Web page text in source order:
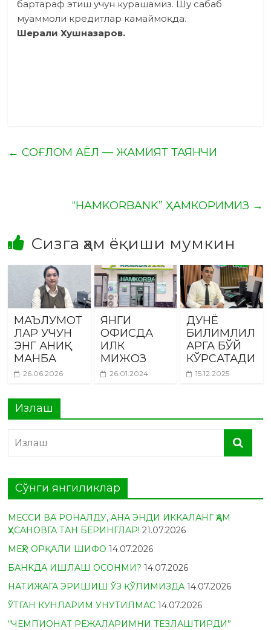
бартараф этиш учун курашамиз. Шу сабаб
муаммоли кредитлар камаймоқда.
Шерали Хушназаров.
← СОҒЛОМ АЁЛ — ЖАМИЯТ ТАЯНЧИ
“HAMKORBANK” ҲАМКОРИМИЗ →
Сизга ҳам ёқиши мумкин
МАЪЛУМОТ
ЛАР УЧУН
ЭНГ АНИҚ
МАНБА
26.06.2026
ЯНГИ
ОФИСДА
ИЛК
МИЖОЗ
26.01.2024
ДУНЁ
БИЛИМЛИЛ
АРГА БЎЙ
КЎРСАТАДИ
15.12.2025
Излаш
Сўнги янгиликлар
МЕССИ ВА РОНАЛДУ, АНА ЭНДИ ИККАЛАНГ ҲАМ
ҲУСАНОВГА ТАН БЕРИНГЛАР! 21.07.2026
МЕҲР ОРҚАЛИ ШИФО 14.07.2026
БАНКДА ИШЛАШ ОСОНМИ? 14.07.2026
НАТИЖАГА ЭРИШИШ ЎЗ ҚЎЛИМИЗДА 14.07.2026
ЎТГАН КУНЛАРИМ УНУТИЛМАС 14.07.2026
“ЧЕМПИОНАТ РЕЖАЛАРИМНИ ТЕЗЛАШТИРДИ”